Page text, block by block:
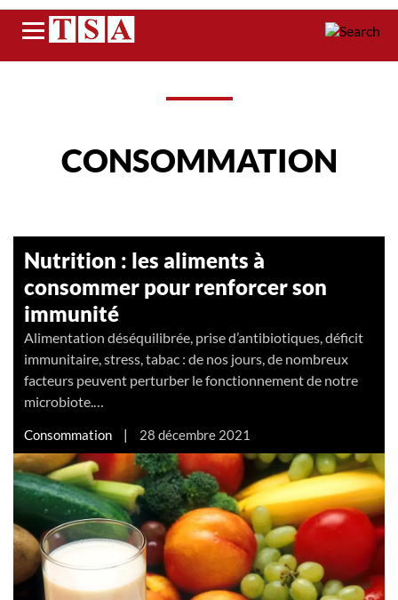
Menu
CONSOMMATION
Nutrition : les aliments à
consommer pour renforcer son
immunité
Alimentation déséquilibrée, prise d’antibiotiques, déficit
immunitaire, stress, tabac : de nos jours, de nombreux
facteurs peuvent perturber le fonctionnement de notre
microbiote.…
Consommation | 28 décembre 2021